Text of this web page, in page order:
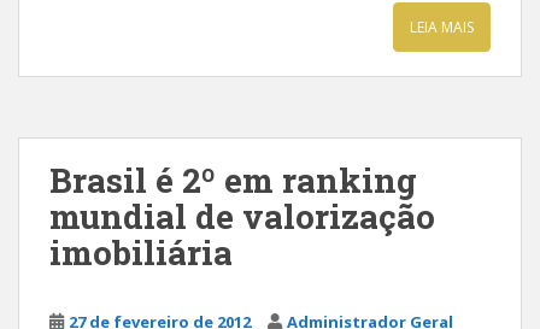
LEIA MAIS
Brasil é 2º em ranking
mundial de valorização
imobiliária
27 de fevereiro de 2012 Administrador Geral